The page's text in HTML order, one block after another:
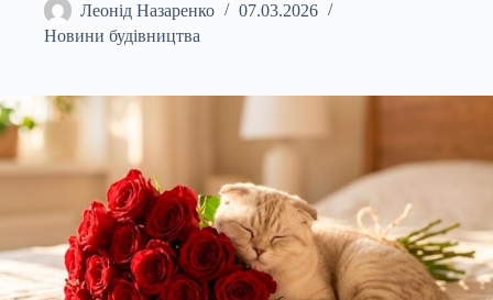
Леонід Назаренко
07.03.2026
Новини будівництва